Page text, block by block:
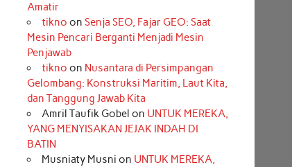
Amatir
tikno on Senja SEO, Fajar GEO: Saat
Mesin Pencari Berganti Menjadi Mesin
Penjawab
tikno on Nusantara di Persimpangan
Gelombang: Konstruksi Maritim, Laut Kita,
dan Tanggung Jawab Kita
Amril Taufik Gobel on UNTUK MEREKA,
YANG MENYISAKAN JEJAK INDAH DI
BATIN
Musniaty Musni on UNTUK MEREKA,